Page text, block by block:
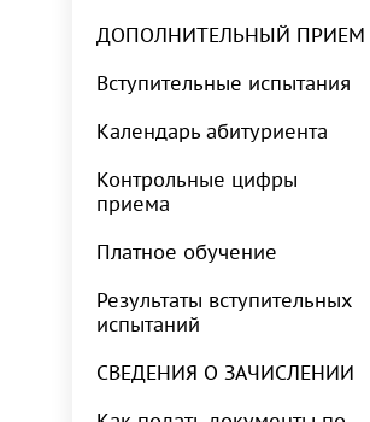
ДОПОЛНИТЕЛЬНЫЙ ПРИЕМ
Вступительные испытания
Календарь абитуриента
Контрольные цифры
приема
Платное обучение
Результаты вступительных
испытаний
СВЕДЕНИЯ О ЗАЧИСЛЕНИИ